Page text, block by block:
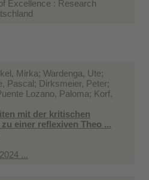
Excellence : Research
Mirka; Wardenga, Ute;
Pascal; Dirksmeier, Peter;
Lozano, Paloma; Korf,
mit der kritischen
einer reflexiven Theo ...
...